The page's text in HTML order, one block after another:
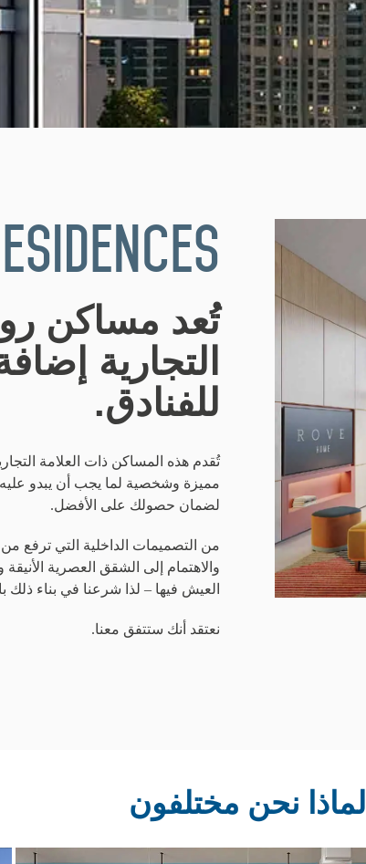
تُعد مساكن
التجارية
للفنادق.
تُقدم هذه المساكن ذات العلامة
مميزة وشخصية لما يجب أن يبدو عليه
لضمان حصولك على الأفضل.
من التصميمات الداخلية التي ترفع من
والاهتمام إلى الشقق العصرية
العيش فيها – لذا شرعنا في بناء ذلك
نعتقد أنك ستتفق معنا.
لماذا نحن مختلفون